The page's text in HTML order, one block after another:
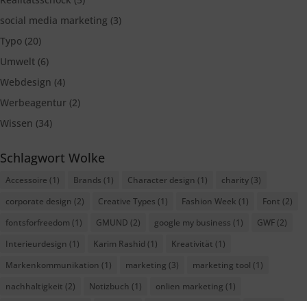
social media marketing (3)
Typo (20)
Umwelt (6)
Webdesign (4)
Werbeagentur (2)
Wissen (34)
Schlagwort Wolke
Accessoire (1) Brands (1) Character design (1) charity (3)
corporate design (2) Creative Types (1) Fashion Week (1) Font (2)
fontsforfreedom (1) GMUND (2) google my business (1) GWF (2)
Interieurdesign (1) Karim Rashid (1) Kreativität (1)
Markenkommunikation (1) marketing (3) marketing tool (1)
nachhaltigkeit (2) Notizbuch (1) onlien marketing (1)